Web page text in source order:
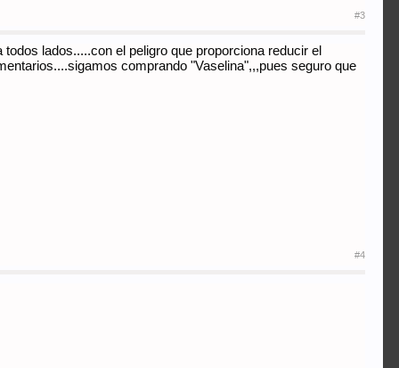
#3
lados.....con el peligro que proporciona reducir el
comprando "Vaselina",,,pues seguro que
#4